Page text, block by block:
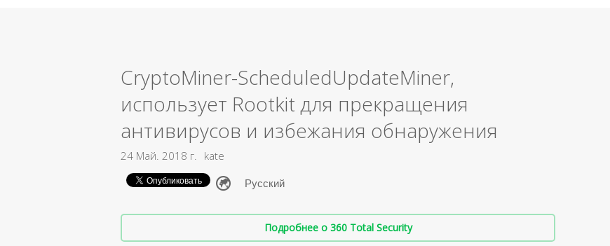
CryptoMiner-ScheduledUpdateMiner,
использует Rootkit для прекращения
антивирусов и избежания обнаружения
24 Май. 2018 г. kate
Подробнее о 360 Total Security